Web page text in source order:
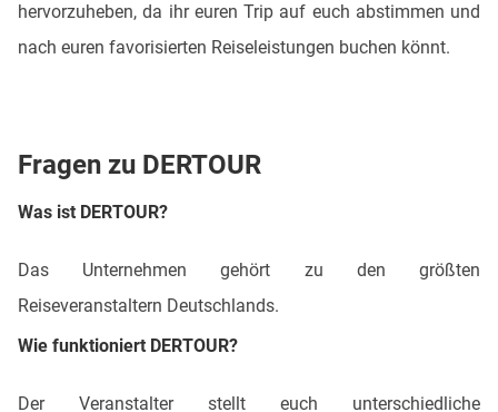
hervorzuheben, da ihr euren Trip auf euch abstimmen und
nach euren favorisierten Reiseleistungen buchen könnt.
Fragen zu DERTOUR
Was ist DERTOUR?
Das Unternehmen gehört zu den größten
Reiseveranstaltern Deutschlands.
Wie funktioniert DERTOUR?
Der Veranstalter stellt euch unterschiedliche